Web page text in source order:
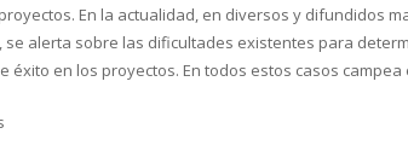
En la actualidad, en diversos y difundidos
se alerta sobre las dificultades existentes para
éxito en los proyectos. En todos estos casos